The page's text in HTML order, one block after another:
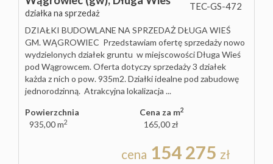
działka na sprzedaż
TEC-GS-472
DZIAŁKI BUDOWLANE NA SPRZEDAŻ DŁUGA WIEŚ
GM. WĄGROWIEC Przedstawiam ofertę sprzedaży nowo
wydzielonych działek gruntu w miejscowości Długa Wieś
pod Wągrowcem. Oferta dotyczy sprzedaży 3 działek
każda z nich o pow. 935m2. Działki idealne pod zabudowę
jednorodzinną. Atrakcyjna lokalizacja ...
Powierzchnia
935,00 m2
Cena za m2
165,00 zł
cena 154 275 zł